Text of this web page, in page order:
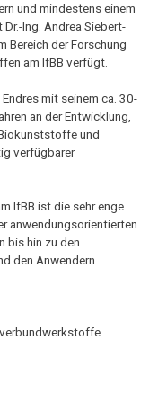
und mindestens einem
Ing. Andrea Siebert-
Bereich der Forschung
am IfBB verfügt.
mit seinem ca. 30-
an der Entwicklung,
und
verfügbarer
IfBB ist die sehr enge
anwendungsorientierten
bis hin zu den
den Anwendern.